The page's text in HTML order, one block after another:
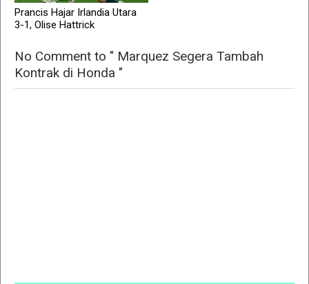
Prancis Hajar Irlandia Utara
3-1, Olise Hattrick
No Comment to " Marquez Segera Tambah
Kontrak di Honda "